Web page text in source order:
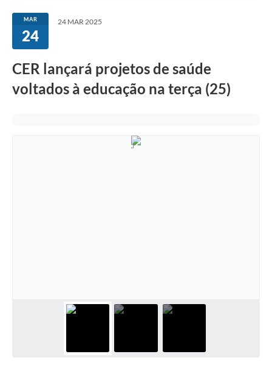
MAR
24
24 MAR 2025
CER lançará projetos de saúde
voltados à educação na terça (25)